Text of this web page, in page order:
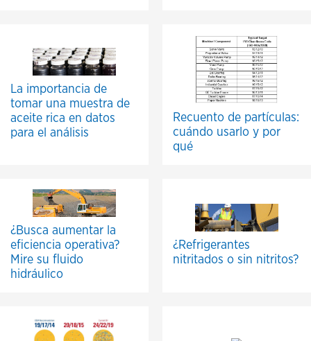
La importancia de
tomar una muestra de
aceite rica en datos
para el análisis
Recuento de partículas:
cuándo usarlo y por
qué
¿Busca aumentar la
eficiencia operativa?
Mire su fluido
hidráulico
¿Refrigerantes
nitritados o sin nitritos?